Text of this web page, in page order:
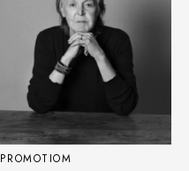
PROMOTIOM